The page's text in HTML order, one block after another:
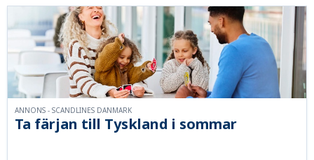
Ta färjan till Tyskland i sommar
ANNONS - SCANDLINES DANMARK